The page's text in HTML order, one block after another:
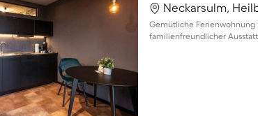
Neckarsulm,
Gemütliche Ferienwohnung
familienfreundlicher